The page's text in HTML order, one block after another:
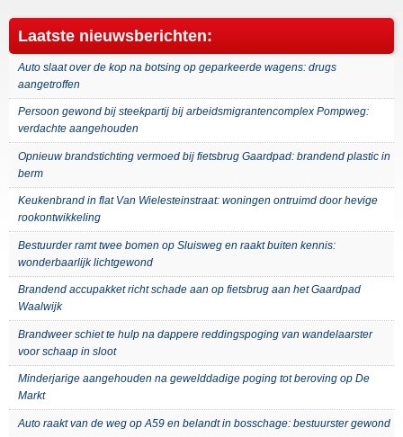
Laatste nieuwsberichten:
Auto slaat over de kop na botsing op geparkeerde wagens: drugs
aangetroffen
Persoon gewond bij steekpartij bij arbeidsmigrantencomplex Pompweg:
verdachte aangehouden
Opnieuw brandstichting vermoed bij fietsbrug Gaardpad: brandend plastic in
berm
Keukenbrand in flat Van Wielesteinstraat: woningen ontruimd door hevige
rookontwikkeling
Bestuurder ramt twee bomen op Sluisweg en raakt buiten kennis:
wonderbaarlijk lichtgewond
Brandend accupakket richt schade aan op fietsbrug aan het Gaardpad
Waalwijk
Brandweer schiet te hulp na dappere reddingspoging van wandelaarster
voor schaap in sloot
Minderjarige aangehouden na gewelddadige poging tot beroving op De
Markt
Auto raakt van de weg op A59 en belandt in bosschage: bestuurster gewond